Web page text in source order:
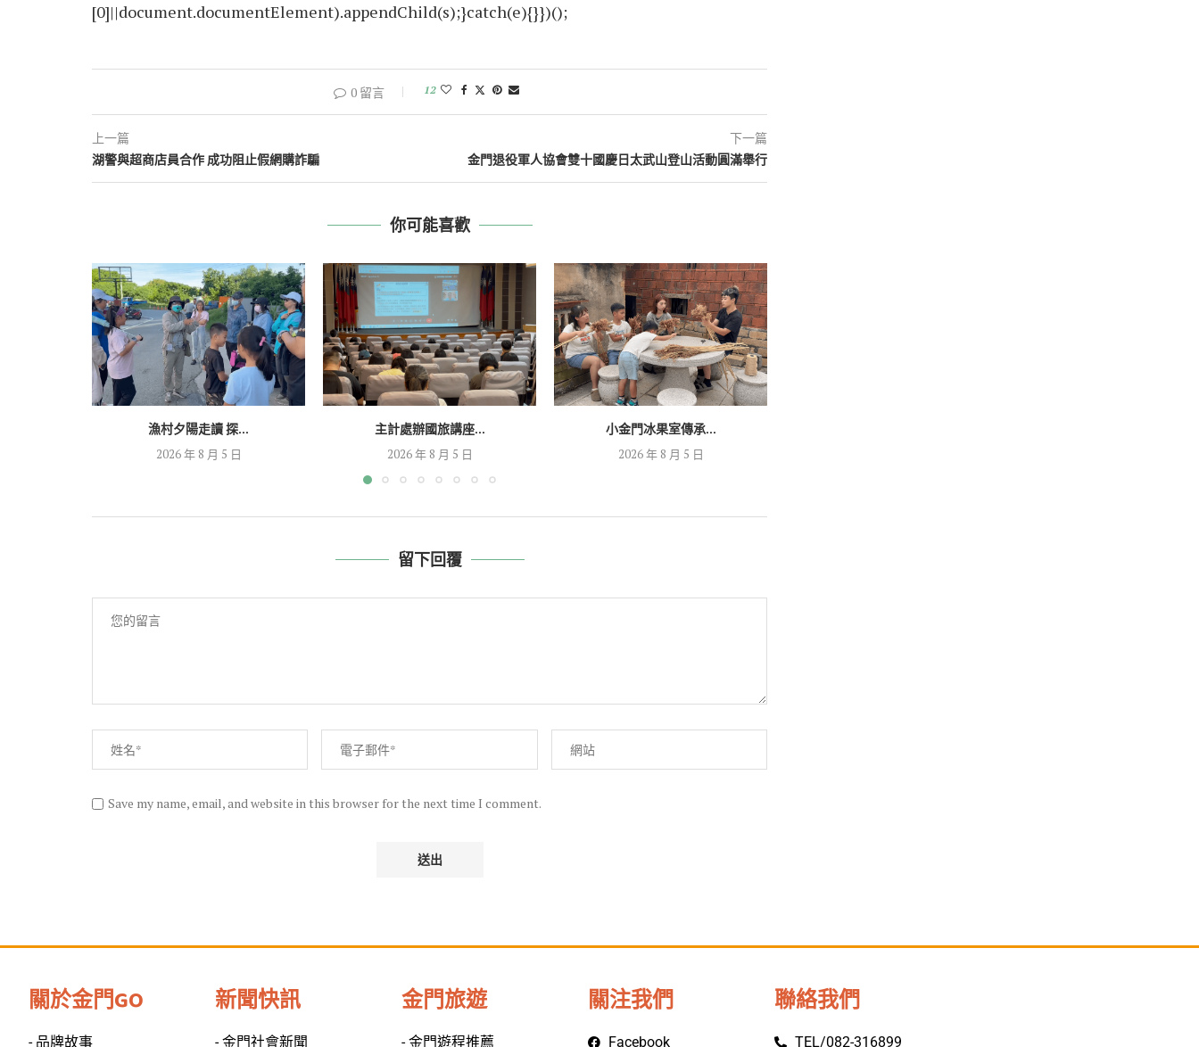
[0]||document.documentElement).appendChild(s);}catch(e){}})();
0 留言 12
上一篇
湖警與超商店員合作 成功阻止假網購詐騙
下一篇
金門退役軍人協會雙十國慶日太武山登山活動圓滿舉行
你可能喜歡
漁村夕陽走讀 探...
2026 年 8 月 5 日
主計處辦國旅講座...
2026 年 8 月 5 日
小金門冰果室傳承...
2026 年 8 月 5 日
留下回覆
Save my name, email, and website in this browser for the next time I comment.
關於金門GO
- 品牌故事
新聞快訊
- 金門社會新聞
金門旅遊
- 金門遊程推薦
關注我們
Facebook
聯絡我們
TEL/082-316899